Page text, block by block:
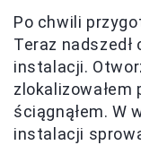
Po chwili
Teraz
instalacji.
zlokalizowałem
ściągnąłem. W
instalacji